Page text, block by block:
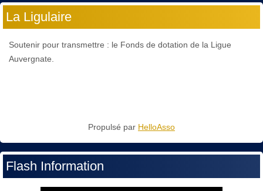
La Ligulaire
Soutenir pour transmettre : le Fonds de dotation de la Ligue
Auvergnate.
Propulsé par HelloAsso
Flash Information